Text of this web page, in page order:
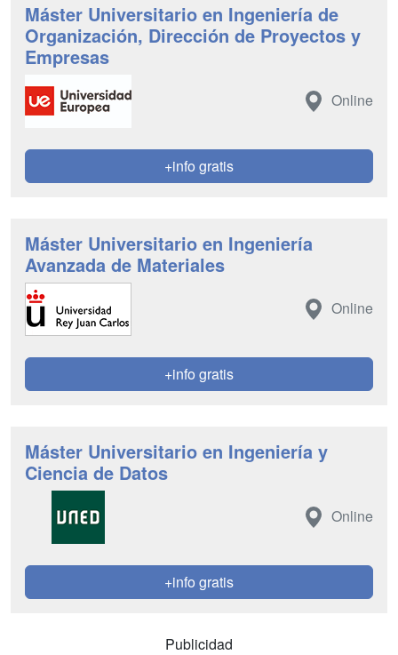
Máster Universitario en Ingeniería de
Organización, Dirección de Proyectos y
Empresas
Online
+info gratis
Máster Universitario en Ingeniería
Avanzada de Materiales
Online
+info gratis
Máster Universitario en Ingeniería y
Ciencia de Datos
Online
+info gratis
Publicidad